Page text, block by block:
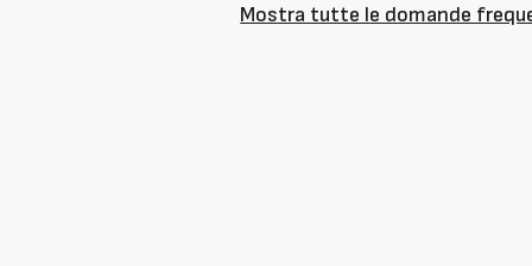
Mostra tutte le domande